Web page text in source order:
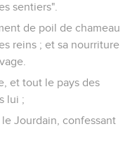
sentiers".
de poil de chameau
reins ; et sa nourriture
et tout le pays des
lui ;
Jourdain, confessant